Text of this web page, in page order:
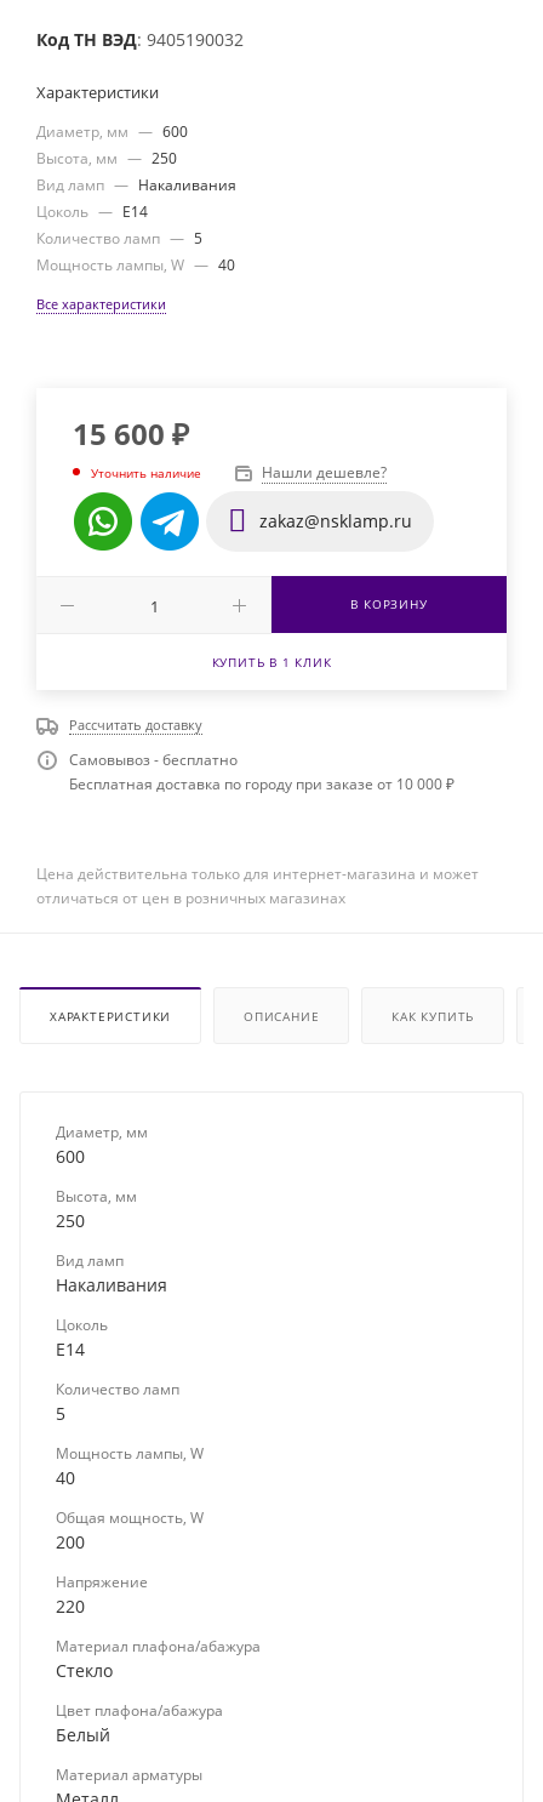
Код ТН ВЭД: 9405190032
Характеристики
Диаметр, мм — 600
Высота, мм — 250
Вид ламп — Накаливания
Цоколь — E14
Количество ламп — 5
Мощность лампы, W — 40
Все характеристики
15 600 ₽
Уточнить наличие Нашли дешевле?
zakaz@nsklamp.ru
В КОРЗИНУ
КУПИТЬ В 1 КЛИК
Рассчитать доставку
Самовывоз - бесплатно
Бесплатная доставка по городу при заказе от 10 000 ₽
Цена действительна только для интернет-магазина и может
отличаться от цен в розничных магазинах
ХАРАКТЕРИСТИКИ ОПИСАНИЕ КАК КУПИТЬ
Диаметр, мм
600
Высота, мм
250
Вид ламп
Накаливания
Цоколь
E14
Количество ламп
5
Мощность лампы, W
40
Общая мощность, W
200
Напряжение
220
Материал плафона/абажура
Стекло
Цвет плафона/абажура
Белый
Материал арматуры